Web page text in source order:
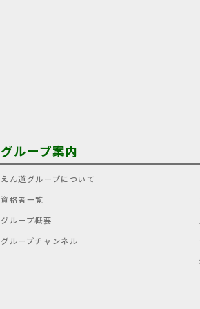
グループ案内
えん道グループについて
資格者一覧
グループ概要
グループチャンネル